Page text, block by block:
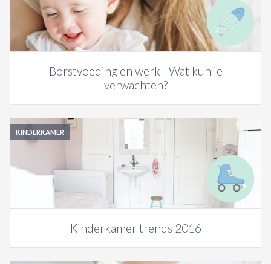
Borstvoeding en werk - Wat kun je
verwachten?
KINDERKAMER
Kinderkamer trends 2016